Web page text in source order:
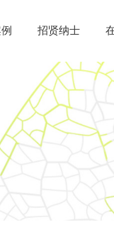
招贤纳士